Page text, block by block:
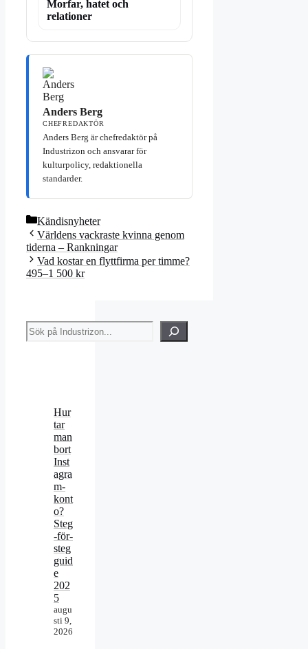
Morfar, hatet och
relationer
Anders Berg
CHEFREDAKTÖR
Anders Berg är chefredaktör på
Industrizon och ansvarar för
kulturpolicy, redaktionella
standarder.
Kategorier
Kändisnyheter
Världens vackraste kvinna genom
tiderna – Rankningar
Vad kostar en flyttfirma per timme?
495–1 500 kr
Sök
Hur
tar
man
bort
Inst
agra
m-
kont
o?
Steg
-för-
steg
guid
e
202
5
augu
sti 9,
2026